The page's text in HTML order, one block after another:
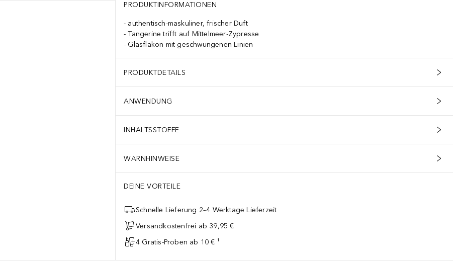
PRODUKTINFORMATIONEN
authentisch-maskuliner, frischer Duft
Tangerine trifft auf Mittelmeer-Zypresse
Glasflakon mit geschwungenen Linien
PRODUKTDETAILS
ANWENDUNG
INHALTSSTOFFE
WARNHINWEISE
DEINE VORTEILE
Schnelle Lieferung 2–4 Werktage Lieferzeit
Versandkostenfrei ab 39,95 €
4 Gratis-Proben ab 10 € ¹